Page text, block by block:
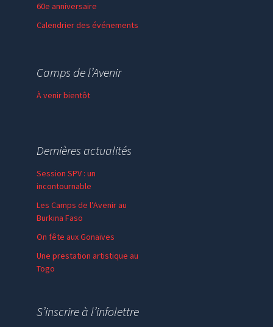
60e anniversaire
Calendrier des événements
Faire un don
Camps de l’Avenir
À venir bientôt
Dernières actualités
Session SPV : un
incontournable
Les Camps de l’Avenir au
Burkina Faso
On fête aux Gonaïves
Une prestation artistique au
Togo
S’inscrire à l’infolettre